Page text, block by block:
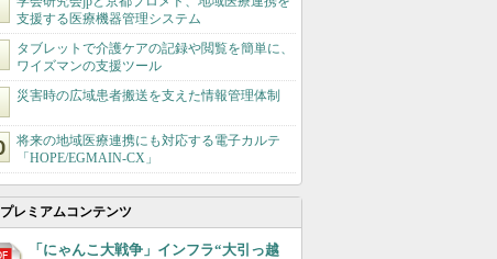
支援する医療機器管理システム
タブレットで介護ケアの記録や閲覧を簡単に、
ワイズマンの支援ツール
災害時の広域患者搬送を支えた情報管理体制
将来の地域医療連携にも対応する電子カルテ
「HOPE/EGMAIN-CX」
プレミアムコンテンツ
「にゃんこ大戦争」インフラ“大引っ越